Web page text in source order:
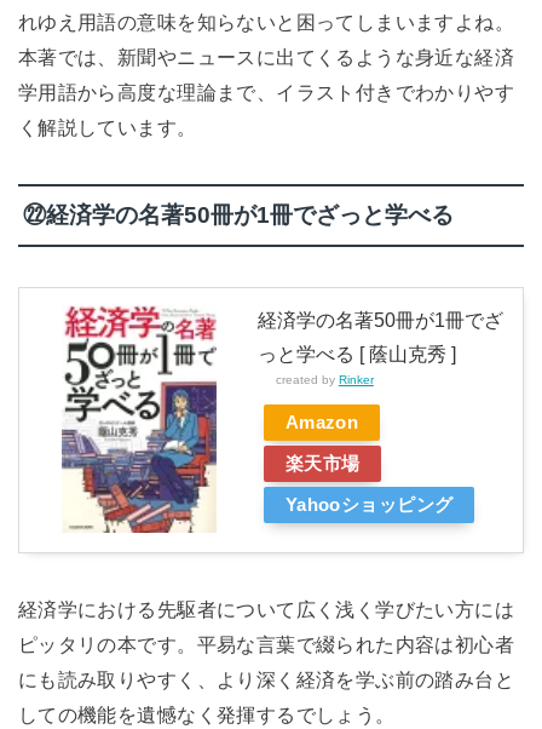
れゆえ用語の意味を知らないと困ってしまいますよね。
本著では、新聞やニュースに出てくるような身近な経済
学用語から高度な理論まで、イラスト付きでわかりやす
く解説しています。
㉒経済学の名著50冊が1冊でざっと学べる
経済学の名著50冊が1冊でざ
っと学べる [ 蔭山克秀 ]
created by Rinker
Amazon
楽天市場
Yahooショッピング
経済学における先駆者について広く浅く学びたい方には
ピッタリの本です。平易な言葉で綴られた内容は初心者
にも読み取りやすく、より深く経済を学ぶ前の踏み台と
しての機能を遺憾なく発揮するでしょう。